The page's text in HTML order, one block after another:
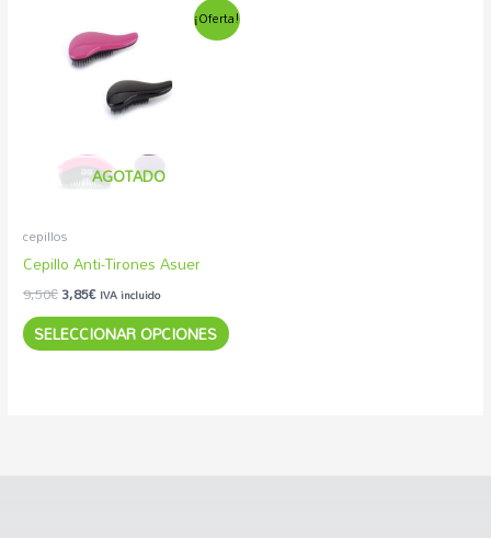
¡Oferta!
AGOTADO
cepillos
Cepillo Anti-Tirones Asuer
9,50€
precio
original
era:
3,85€
precio
actual
es:
3,85€.
IVA incluido
SELECCIONAR OPCIONES
Este
producto
la
página